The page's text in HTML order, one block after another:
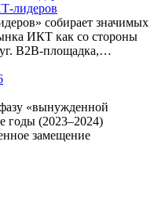
лидеров
собирает значимых
ИКТ как со стороны
B2B-площадка,…
«вынужденной
годы (2023–2024)
замещение